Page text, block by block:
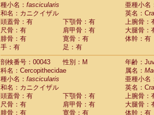
Cercopithecidae Papio cynocephalus
Cercopithecidae Papio hamadryas(0)
CercopithecidaePapio papio
CercopithecidaePapio
CercopithecidaeMandrillus
CercopithecidaeMandrillus sphinx
CercopithecidaeTheropithecus
CercopithecidaeMacaca arctoides(1)
Cercopithecidae Macaca assamensis
Cercopithecidae
Macaca
CercopithecidaeMacaca cyclopis (6)
CercopithecidaeMacaca fascicularis
CercopithecidaeMacaca fuscaca
種小名： fascicularis
亜種小名
和名：カニクイザル
英名：
頭蓋骨：有
下顎骨：有
上腕骨：
尺骨：有
肩甲骨：有
大腿骨：
腓骨：有
寛骨：有
体幹：有
手：有
足：有
剖検番号：00043
性別：M
年齢：
科名：Cercopithecidae
属名：
種小名： fascicularis
亜種小名
和名：カニクイザル
英名：
頭蓋骨：有
下顎骨：有
上腕骨：
尺骨：有
肩甲骨：有
大腿骨：
腓骨：有
寛骨：有
体幹：有